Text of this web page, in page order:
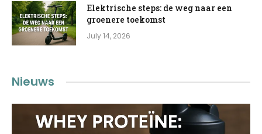
Elektrische steps: de weg naar een
groenere toekomst
July 14, 2026
Nieuws